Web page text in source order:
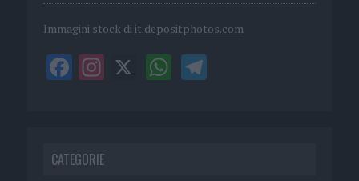
Immagini stock di it.depositphotos.com
CATEGORIE